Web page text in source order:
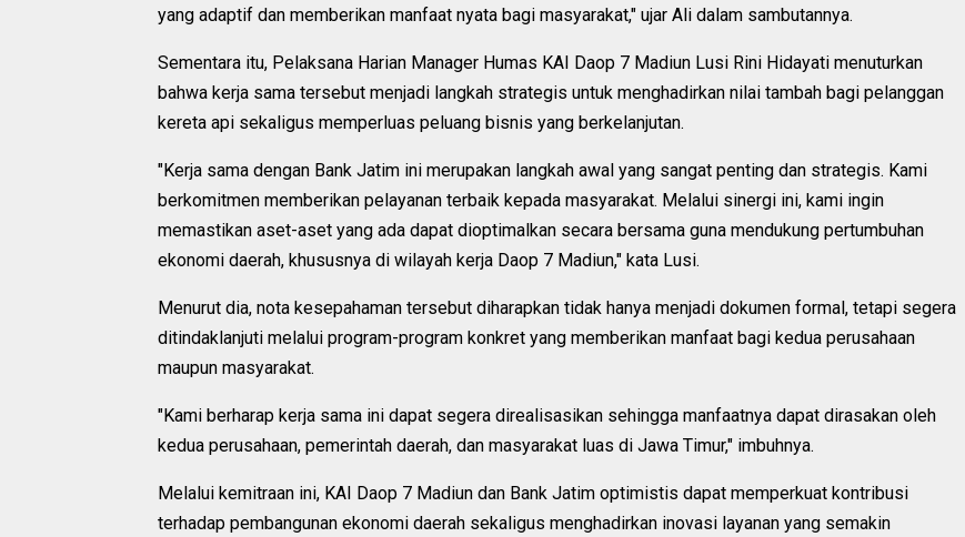
yang adaptif dan memberikan manfaat nyata bagi masyarakat," ujar Ali dalam sambutannya.
Sementara itu, Pelaksana Harian Manager Humas KAI Daop 7 Madiun Lusi Rini Hidayati menuturkan
bahwa kerja sama tersebut menjadi langkah strategis untuk menghadirkan nilai tambah bagi pelanggan
kereta api sekaligus memperluas peluang bisnis yang berkelanjutan.
"Kerja sama dengan Bank Jatim ini merupakan langkah awal yang sangat penting dan strategis. Kami
berkomitmen memberikan pelayanan terbaik kepada masyarakat. Melalui sinergi ini, kami ingin
memastikan aset-aset yang ada dapat dioptimalkan secara bersama guna mendukung pertumbuhan
ekonomi daerah, khususnya di wilayah kerja Daop 7 Madiun," kata Lusi.
Menurut dia, nota kesepahaman tersebut diharapkan tidak hanya menjadi dokumen formal, tetapi segera
ditindaklanjuti melalui program-program konkret yang memberikan manfaat bagi kedua perusahaan
maupun masyarakat.
"Kami berharap kerja sama ini dapat segera direalisasikan sehingga manfaatnya dapat dirasakan oleh
kedua perusahaan, pemerintah daerah, dan masyarakat luas di Jawa Timur," imbuhnya.
Melalui kemitraan ini, KAI Daop 7 Madiun dan Bank Jatim optimistis dapat memperkuat kontribusi
terhadap pembangunan ekonomi daerah sekaligus menghadirkan inovasi layanan yang semakin